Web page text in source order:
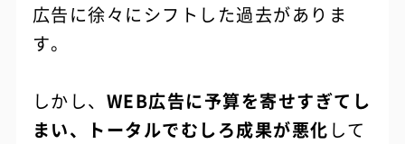
広告に徐々にシフトした過去がありま
す。
しかし、 WEB広告に予算を寄せすぎてし
まい、トータルでむしろ成果が悪化 して